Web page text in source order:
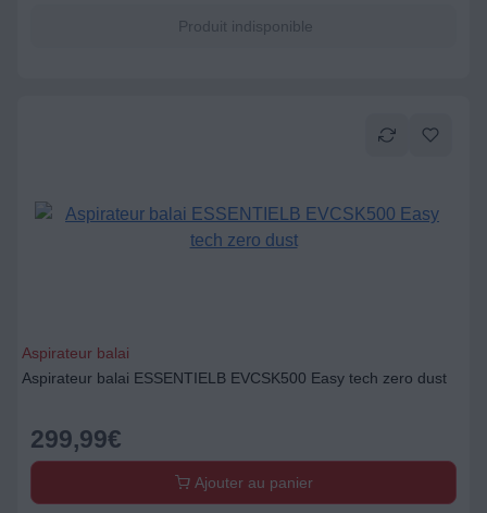
Produit indisponible
Aspirateur balai
Aspirateur balai ESSENTIELB EVCSK500 Easy tech zero dust
299,99€
Ajouter au panier